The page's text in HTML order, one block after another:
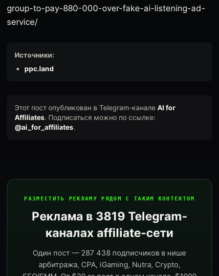
group-to-pay-880-000-over-fake-ai-listening-ad-
service/
Источники:
ppc.land
Этот пост опубликован в Telegram-канале AI for
Affiliates. Подписаться можно по ссылке:
@ai_for_affiliates.
РАЗМЕСТИТЬ РЕКЛАМУ РЯДОМ С ТАКИМ КОНТЕНТОМ
Реклама в 3819 Telegram-
каналах affiliate-сети
Один пост — 287 438 подписчиков в нише
арбитража, CPA, iGaming, Nutra, Crypto,